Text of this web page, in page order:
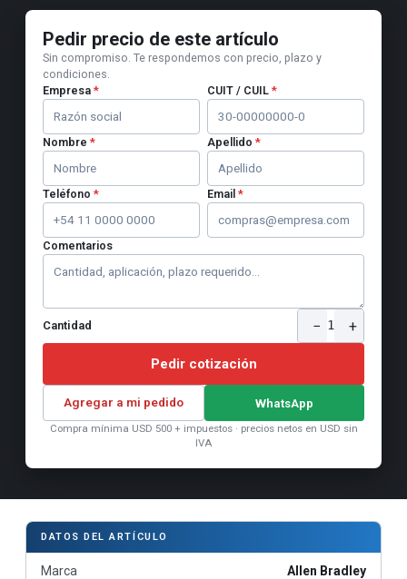
Pedir precio de este artículo
Sin compromiso. Te respondemos con precio, plazo y
condiciones.
Empresa * CUIT / CUIL *
Nombre * Apellido *
Teléfono * Email *
Comentarios
Cantidad − 1 +
Pedir cotización
Agregar a mi pedido WhatsApp
Compra mínima USD 500 + impuestos · precios netos en USD sin
IVA
DATOS DEL ARTÍCULO
Marca Allen Bradley